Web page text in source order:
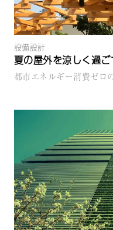
設備設計
夏の屋外を涼しく過
都市エネルギー消費ゼロ